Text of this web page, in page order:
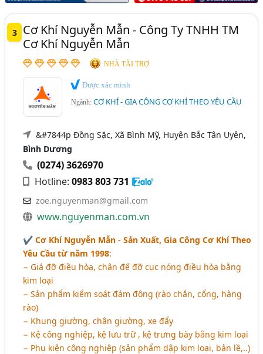
3
Cơ Khí Nguyễn Mẫn - Công Ty TNHH TM
Cơ Khí Nguyễn Mẫn
NHÀ TÀI TRỢ
Được xác minh
Ngành:CƠ KHÍ - GIA CÔNG CƠ KHÍ THEO YÊU CẦU
&#7844p Đồng Sặc, Xã Bình Mỹ, Huyện Bắc Tân Uyên,
Bình Dương
(0274) 3626970
Hotline:0983 803 731
zoe.nguyenman@gmail.com
www.nguyenman.com.vn
✔Cơ Khí Nguyễn Mẫn - Sản Xuất, Gia Công Cơ Khí Theo
Yêu Cầu từ năm 1998:
− Giá đỡ điều hòa, chân đế đỡ cục nóng điều hòa bằng
kim loại
− Sản phẩm kiểm soát đám đông (rào chắn, cổng, hàng
rào)
− Khung giường, chân giường, xe đẩy
− Kệ công nghiệp, kệ lưu trữ , kệ trưng bày bằng kim loại
− Phụ kiện công nghiệp (sản phẩm dập kim loại, bản lề,..)